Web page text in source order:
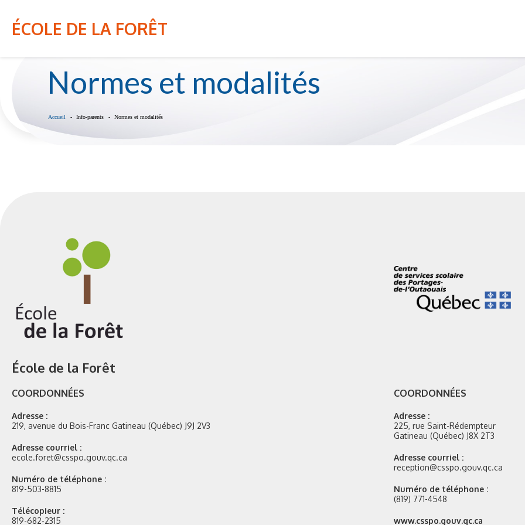
ÉCOLE DE LA FORÊT
NOTRE ÉCOLE
Normes et modalités
Accueil Info-parents Normes et modalités
École de la Forêt
COORDONNÉES
Adresse :
219, avenue du Bois-Franc Gatineau (Québec) J9J 2V3
Adresse courriel :
ecole.foret@csspo.gouv.qc.ca
Numéro de téléphone :
819-503-8815
Télécopieur :
819-682-2315
COORDONNÉES
Adresse :
225, rue Saint-Rédempteur
Gatineau (Québec) J8X 2T3
Adresse courriel :
reception@csspo.gouv.qc.ca
Numéro de téléphone :
(819) 771-4548
Site
www.csspo.gouv.qc.ca